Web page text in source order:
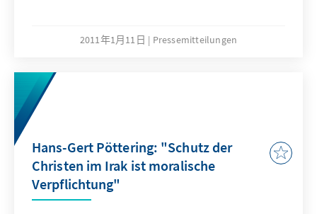
2011年1月11日 Pressemitteilungen
Hans-Gert Pöttering: "Schutz der
Christen im Irak ist moralische
Verpflichtung"